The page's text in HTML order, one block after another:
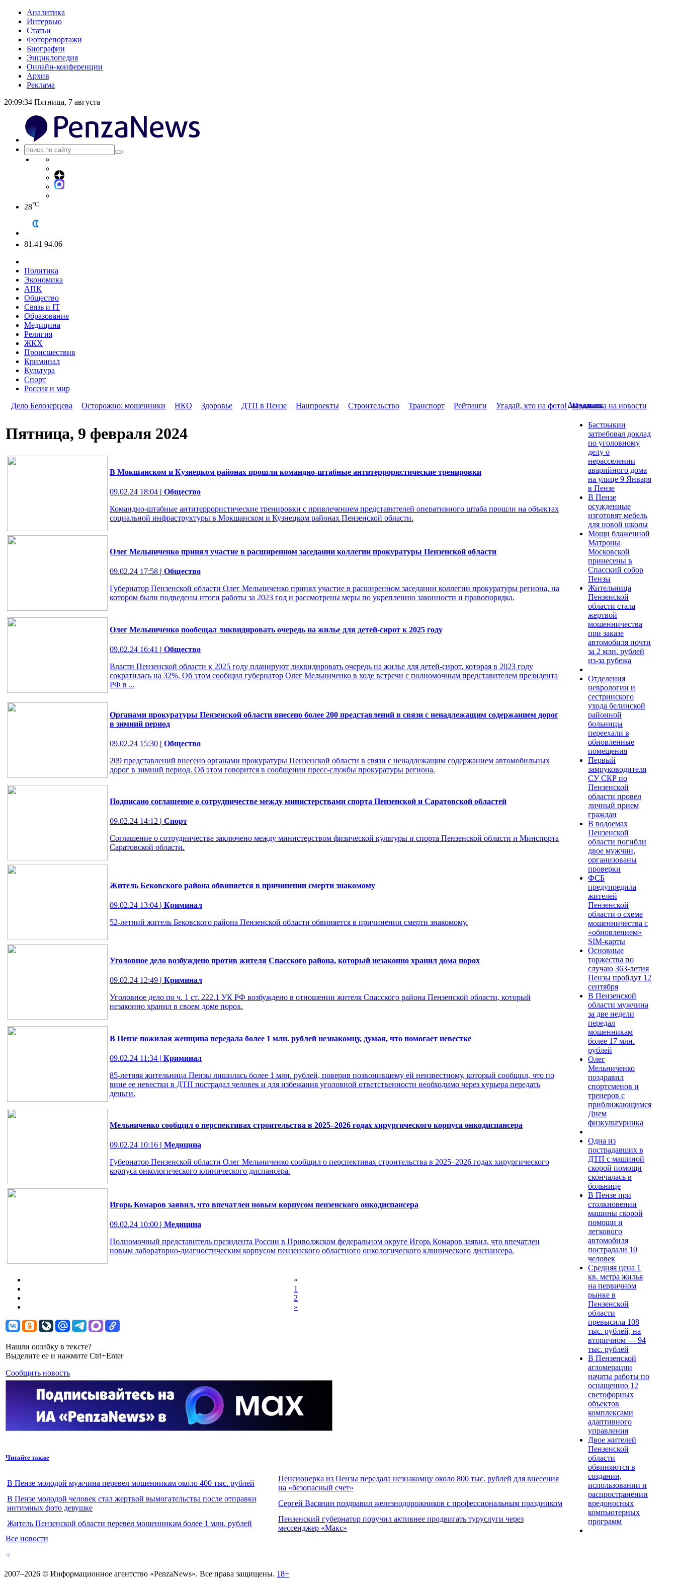
Аналитика
Интервью
Статьи
Фоторепортажи
Биографии
Энциклопедия
Онлайн-конференции
Архив
Реклама
20:09:35 Пятница, 7 августа
28°C
81.41 94.06
Политика
Экономика
АПК
Общество
Связь и IT
Образование
Медицина
Религия
ЖКХ
Происшествия
Криминал
Культура
Спорт
Россия и мир
Дело Белозерцева
Осторожно: мошенники НКО Здоровье ДТП в Пензе Нацпроекты Строительство Транспорт Рейтинги Угадай, кто на фото! Подписка на новости
Пятница, 9 февраля 2024
В Мокшанском и Кузнецком районах прошли командно-штабные антитеррористические тренировки
09.02.24 18:04 | Общество
Командно-штабные антитеррористические тренировки с привлечением представителей оперативного штаба прошли на объектах
социальной инфраструктуры в Мокшанском и Кузнецком районах Пензенской области.
Олег Мельниченко принял участие в расширенном заседании коллегии прокуратуры Пензенской области
09.02.24 17:58 | Общество
Губернатор Пензенской области Олег Мельниченко принял участие в расширенном заседании коллегии прокуратуры региона, на
котором были подведены итоги работы за 2023 год и рассмотрены меры по укреплению законности и правопорядка.
Олег Мельниченко пообещал ликвидировать очередь на жилье для детей-сирот к 2025 году
09.02.24 16:41 | Общество
Власти Пензенской области к 2025 году планируют ликвидировать очередь на жилье для детей-сирот, которая в 2023 году
сократилась на 32%. Об этом сообщил губернатор Олег Мельниченко в ходе встречи с полномочным представителем президента
РФ в ...
Органами прокуратуры Пензенской области внесено более 200 представлений в связи с ненадлежащим содержанием дорог
в зимний период
09.02.24 15:30 | Общество
209 представлений внесено органами прокуратуры Пензенской области в связи с ненадлежащим содержанием автомобильных
дорог в зимний период. Об этом говорится в сообщении пресс-службы прокуратуры региона.
Подписано соглашение о сотрудничестве между министерствами спорта Пензенской и Саратовской областей
09.02.24 14:12 | Спорт
Соглашение о сотрудничестве заключено между министерством физической культуры и спорта Пензенской области и Минспорта
Саратовской области.
Житель Бековского района обвиняется в причинении смерти знакомому
09.02.24 13:04 | Криминал
52-летний житель Бековского района Пензенской области обвиняется в причинении смерти знакомому.
Уголовное дело возбуждено против жителя Спасского района, который незаконно хранил дома порох
09.02.24 12:49 | Криминал
Уголовное дело по ч. 1 ст. 222.1 УК РФ возбуждено в отношении жителя Спасского района Пензенской области, который
незаконно хранил в своем доме порох.
В Пензе пожилая женщина передала более 1 млн. рублей незнакомцу, думая, что помогает невестке
09.02.24 11:34 | Криминал
85-летняя жительница Пензы лишилась более 1 млн. рублей, поверив позвонившему ей неизвестному, который сообщил, что по
вине ее невестки в ДТП пострадал человек и для избежания уголовной ответственности необходимо через курьера передать
деньги.
Мельниченко сообщил о перспективах строительства в 2025–2026 годах хирургического корпуса онкодиспансера
09.02.24 10:16 | Медицина
Губернатор Пензенской области Олег Мельниченко сообщил о перспективах строительства в 2025–2026 годах хирургического
корпуса онкологического клинического диспансера.
Игорь Комаров заявил, что впечатлен новым корпусом пензенского онкодиспансера
09.02.24 10:00 | Медицина
Полномочный представитель президента России в Приволжском федеральном округе Игорь Комаров заявил, что впечатлен
новым лабораторно-диагностическим корпусом пензенского областного онкологического клинического диспансера.
«
1
2
»
Нашли ошибку в тексте?
Выделите ее и нажмите Ctrl+Enter
Сообщить новость
Читайте также
В Пензе молодой мужчина перевел мошенникам около 400 тыс. рублей
Пенсионерка из Пензы передала незнакомцу около 800 тыс. рублей для внесения
на «безопасный счет»
В Пензе молодой человек стал жертвой вымогательства после отправки
интимных фото девушке
Сергей Васянин поздравил железнодорожников с профессиональным праздником
Житель Пензенской области перевел мошенникам более 1 млн. рублей
Пензенский губернатор поручил активнее продвигать туруслуги через
мессенджер «Макс»
Все новости
Актуальное
Бастрыкин
затребовал доклад
по уголовному
делу о
нерасселении
аварийного дома
на улице 9 Января
в Пензе
В Пензе
осужденные
изготовят мебель
для новой школы
Мощи блаженной
Матроны
Московской
принесены в
Спасский собор
Пензы
Жительница
Пензенской
области стала
жертвой
мошенничества
при заказе
автомобиля почти
за 2 млн. рублей
из-за рубежа
Отделения
неврологии и
сестринского
ухода белинской
районной
больницы
переехали в
обновленные
помещения
Первый
замруководителя
СУ СКР по
Пензенской
области провел
личный прием
граждан
В водоемах
Пензенской
области погибли
двое мужчин,
организованы
проверки
ФСБ
предупредила
жителей
Пензенской
области о схеме
мошенничества c
«обновлением»
SIM-карты
Основные
торжества по
случаю 363-летия
Пензы пройдут 12
сентября
В Пензенской
области мужчина
за две недели
передал
мошенникам
более 17 млн.
рублей
Олег
Мельниченко
поздравил
спортсменов и
тренеров с
приближающимся
Днем
физкультурника
Одна из
пострадавших в
ДТП с машиной
скорой помощи
скончалась в
больнице
В Пензе при
столкновении
машины скорой
помощи и
легкового
автомобиля
пострадали 10
человек
Средняя цена 1
кв. метра жилья
на первичном
рынке в
Пензенской
области
превысила 108
тыс. рублей, на
вторичном — 94
тыс. рублей
В Пензенской
агломерации
начаты работы по
оснащению 12
светофорных
объектов
комплексами
адаптивного
управления
Двое жителей
Пензенской
области
обвиняются в
создании,
использовании и
распространении
вредоносных
компьютерных
программ
2007–2026 © Информационное агентство «PenzaNews». Все права защищены. 18+